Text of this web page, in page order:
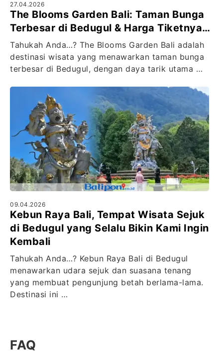
27.04.2026
The Blooms Garden Bali: Taman Bunga
Terbesar di Bedugul & Harga Tiketnya…
Tahukah Anda…? The Blooms Garden Bali adalah
destinasi wisata yang menawarkan taman bunga
terbesar di Bedugul, dengan daya tarik utama …
09.04.2026
Kebun Raya Bali, Tempat Wisata Sejuk
di Bedugul yang Selalu Bikin Kami Ingin
Kembali
Tahukah Anda…? Kebun Raya Bali di Bedugul
menawarkan udara sejuk dan suasana tenang
yang membuat pengunjung betah berlama-lama.
Destinasi ini …
FAQ